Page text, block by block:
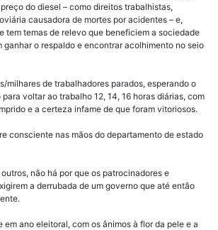
do diesel – como direitos trabalhistas,
causadora de mortes por acidentes – e,
tem temas de relevo que beneficiem a sociedade
ganhar o respaldo e encontrar acolhimento no seio
milhares de trabalhadores parados, esperando o
voltar ao trabalho 12, 14, 16 horas diárias, com
e a certeza infame de que foram vitoriosos.
consciente nas mãos do departamento de estado
não há por que os patrocinadores e
a derrubada de um governo que até então
em ano eleitoral, com os ânimos à flor da pele e a